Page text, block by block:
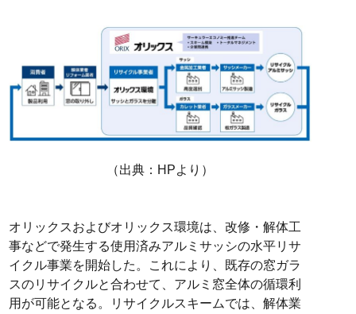
（出典：HPより）
オリックスおよびオリックス環境は、改修・解体工
事などで発生する使用済みアルミサッシの水平リサ
イクル事業を開始した。これにより、既存の窓ガラ
スのリサイクルと合わせて、アルミ窓全体の循環利
用が可能となる。リサイクルスキームでは、解体業